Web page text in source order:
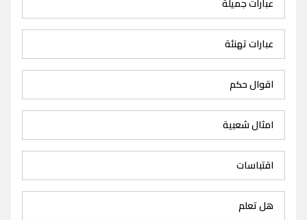
عبارات تهنئة
اقوال حكم
امثال شعبية
اقتباسات
هل تعلم